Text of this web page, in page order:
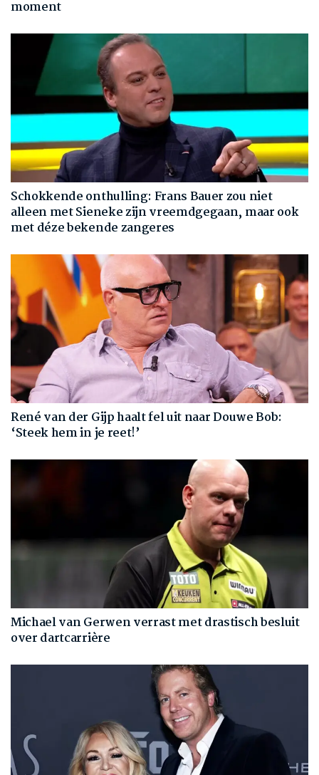
moment
Schokkende onthulling: Frans Bauer zou niet
alleen met Sieneke zijn vreemdgegaan, maar ook
met déze bekende zangeres
René van der Gijp haalt fel uit naar Douwe Bob:
‘Steek hem in je reet!’
Michael van Gerwen verrast met drastisch besluit
over dartcarrière